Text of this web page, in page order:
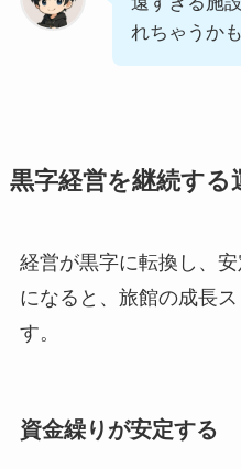
れちゃうかも
黒字経営を継続する
経営が黒字に転換し、
になると、旅館の成長
す。
資金繰りが安定する